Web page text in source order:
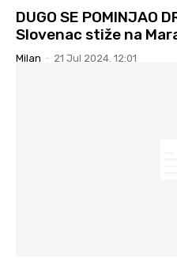
DUGO SE POMINJAO
Slovenac stiže na
Milan - 21 Jul 2024. 12:01